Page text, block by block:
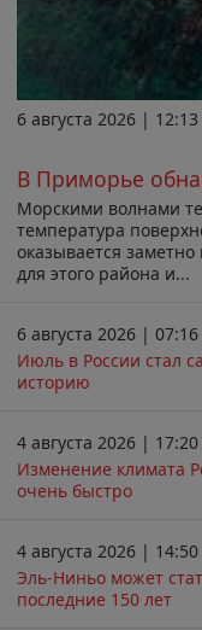
6 августа 2026 | 12:13
В Приморье
Морскими волнами
температура
оказывается
для этого района и...
6 августа 2026 | 07:16
Июль в России стал
историю
4 августа 2026 | 17:20
Изменение климата
очень быстро
4 августа 2026 | 14:50
Эль-Ниньо может
последние 150 лет